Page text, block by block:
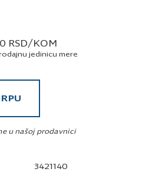
3421140
RSD/KOM
jedinicu mere
u našoj prodavnici